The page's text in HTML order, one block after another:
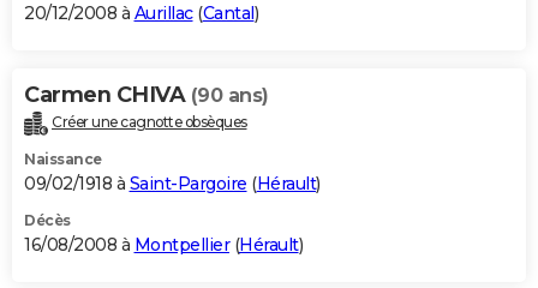
20/12/2008 à Aurillac(Cantal)
Carmen CHIVA (90 ans)
Créer une cagnotte obsèques
Naissance
09/02/1918 à Saint-Pargoire (Hérault)
Décès
16/08/2008 à Montpellier(Hérault)